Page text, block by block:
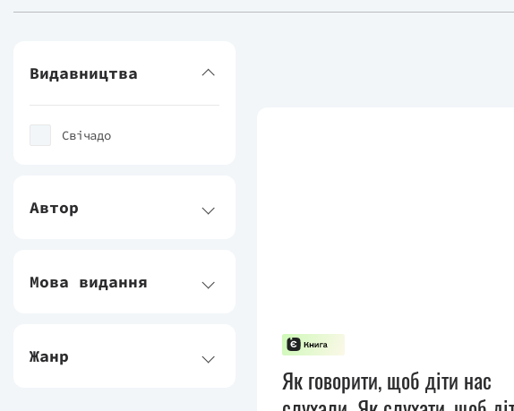
Видавництва
Свічадо
Автор
Мова видання
Жанр
Як говорити, щоб діти нас